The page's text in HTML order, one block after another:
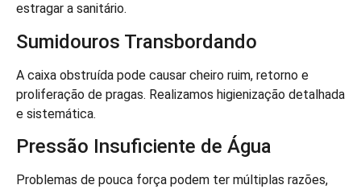
estragar a sanitário.
Sumidouros Transbordando
A caixa obstruída pode causar cheiro ruim, retorno e
proliferação de pragas. Realizamos higienização detalhada
e sistemática.
Pressão Insuficiente de Água
Problemas de pouca força podem ter múltiplas razões,